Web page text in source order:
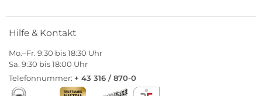
Hilfe & Kontakt
Mo.–Fr. 9:30 bis 18:30 Uhr
Sa. 9:30 bis 18:00 Uhr
Telefonnummer: + 43 316 / 870-0